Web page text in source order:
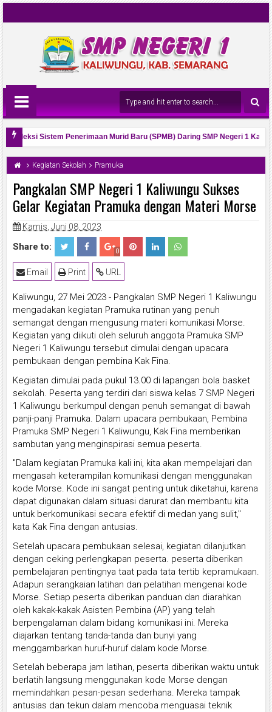
Seleksi Sistem Penerimaan Murid Baru (SPMB) Daring SMP Negeri 1
Osis Tahun 2026 dan Visi Misinya
Kegiatan Sekolah Pramuka
Pangkalan SMP Negeri 1 Kaliwungu Sukses
Gelar Kegiatan Pramuka dengan Materi Morse
Kamis, Juni 08, 2023
Share to: 0
URL
Print
Email
Kaliwungu, 27 Mei 2023 - Pangkalan SMP Negeri 1 Kaliwungu
mengadakan kegiatan Pramuka rutinan yang penuh
semangat dengan mengusung materi komunikasi Morse.
Kegiatan yang diikuti oleh seluruh anggota Pramuka SMP
Negeri 1 Kaliwungu tersebut dimulai dengan upacara
pembukaan dengan pembina Kak Fina.
Kegiatan dimulai pada pukul 13.00 di lapangan bola basket
sekolah. Peserta yang terdiri dari siswa kelas 7 SMP Negeri
1 Kaliwungu berkumpul dengan penuh semangat di bawah
panji-panji Pramuka. Dalam upacara pembukaan, Pembina
Pramuka SMP Negeri 1 Kaliwungu, Kak Fina memberikan
sambutan yang menginspirasi semua peserta.
"Dalam kegiatan Pramuka kali ini, kita akan mempelajari dan
mengasah keterampilan komunikasi dengan menggunakan
kode Morse. Kode ini sangat penting untuk diketahui, karena
dapat digunakan dalam situasi darurat dan membantu kita
untuk berkomunikasi secara efektif di medan yang sulit,"
kata Kak Fina dengan antusias.
Setelah upacara pembukaan selesai, kegiatan dilanjutkan
dengan ceking perlengkapan peserta. peserta diberikan
pembelajaran pentingnya taat pada tata tertib kepramukaan.
Adapun serangkaian latihan dan pelatihan mengenai kode
Morse. Setiap peserta diberikan panduan dan diarahkan
oleh kakak-kakak Asisten Pembina (AP) yang telah
berpengalaman dalam bidang komunikasi ini. Mereka
diajarkan tentang tanda-tanda dan bunyi yang
menggambarkan huruf-huruf dalam kode Morse.
Setelah beberapa jam latihan, peserta diberikan waktu untuk
berlatih langsung menggunakan kode Morse dengan
memindahkan pesan-pesan sederhana. Mereka tampak
antusias dan tekun dalam mencoba menguasai teknik